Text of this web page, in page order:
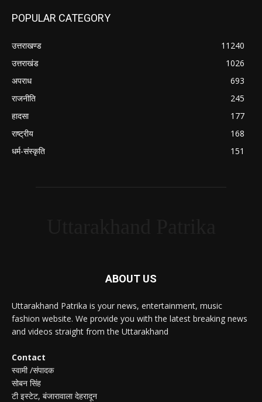
POPULAR CATEGORY
उत्तराखण्ड
11240
उत्तराखंड
1026
अपराध
693
राजनीति
245
हादसा
177
राष्ट्रीय
168
धर्म-संस्कृति
151
ABOUT US
Uttarakhand Patrika is your news, entertainment, music
fashion website. We provide you with the latest breaking news
and videos straight from the Uttarakhand
Contact
स्वामी /संपादक
सोबन सिंह
टी इस्टेट, बंजारावाला देहरादून